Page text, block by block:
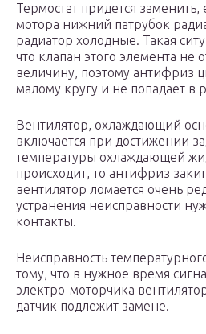
Термостат придется
мотора нижний патрубок
радиатор холодные. Такая
что клапан этого элемента не
величину, поэтому антифриз
малому кругу и не попадает в
Вентилятор, охлаждающий
включается при достижении
температуры охлаждающей
происходит, то антифриз
вентилятор ломается очень
устранения неисправности
контакты.
Неисправность
тому, что в нужное время
электро-моторчика
датчик подлежит замене.